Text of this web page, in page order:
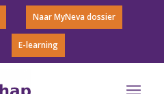
Naar MyNeva dossier
E-learning